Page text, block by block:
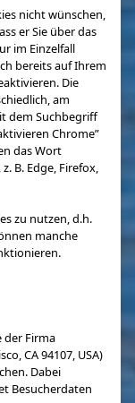
nicht wünschen,
er Sie über das
im Einzelfall
bereits auf Ihrem
Die
am
dem Suchbegriff
Chrome”
das Wort
B. Edge, Firefox,
zu nutzen, d.h.
manche
der Firma
CA 94107, USA)
Dabei
Besucherdaten